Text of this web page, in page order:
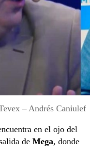
– Andrés Caniulef
en el ojo del
de Mega, donde